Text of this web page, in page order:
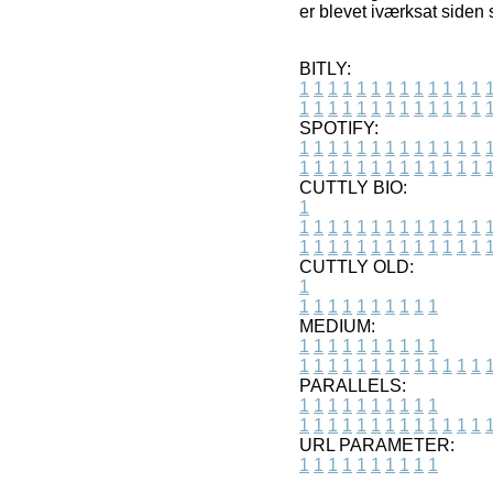
er blevet iværksat siden
BITLY:
1 1 1 1 1 1 1 1 1 1 1 1 1 1
1 1 1 1 1 1 1 1 1 1 1 1 1 1
SPOTIFY:
1 1 1 1 1 1 1 1 1 1 1 1 1 1
1 1 1 1 1 1 1 1 1 1 1 1 1 1
CUTTLY BIO:
1
1 1 1 1 1 1 1 1 1 1 1 1 1 1
1 1 1 1 1 1 1 1 1 1 1 1 1 1
CUTTLY OLD:
1
1 1 1 1 1 1 1 1 1 1
MEDIUM:
1 1 1 1 1 1 1 1 1 1
1 1 1 1 1 1 1 1 1 1 1 1 1 1
PARALLELS:
1 1 1 1 1 1 1 1 1 1
1 1 1 1 1 1 1 1 1 1 1 1 1 1
URL PARAMETER:
1 1 1 1 1 1 1 1 1 1